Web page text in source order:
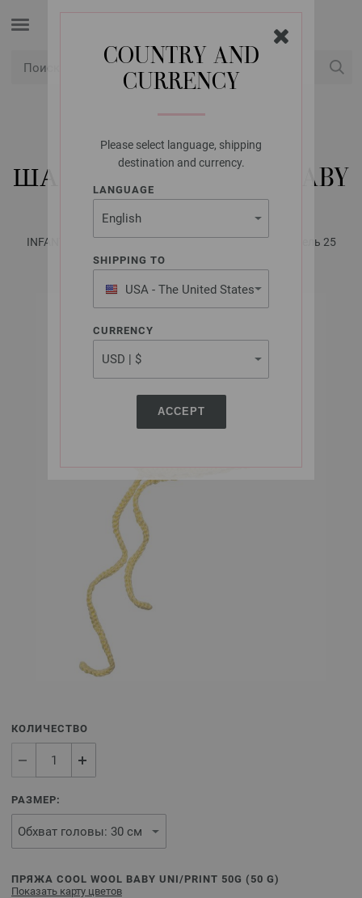
COUNTRY AND
CURRENCY
Please select language, shipping
destination and currency.
LANGUAGE
SHIPPING TO
USA - The United States
of America
CURRENCY
ACCEPT
LANA GROSSA
ШАПКА COOL WOOL BABY
INFANTI No. 18 - инструкции на русском языке | Модель 25
КОЛИЧЕСТВО
РАЗМЕР:
ПРЯЖА COOL WOOL BABY UNI/PRINT 50G ( 50 G)
Показать карту цветов